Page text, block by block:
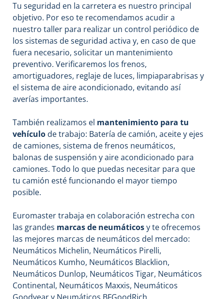
Tu seguridad en la carretera es nuestro principal
objetivo. Por eso te recomendamos acudir a
nuestro taller para realizar un control periódico de
los sistemas de seguridad activa y, en caso de que
fuera necesario, solicitar un mantenimiento
preventivo. Verificaremos los frenos,
amortiguadores, reglaje de luces, limpiaparabrisas y
el sistema de aire acondicionado, evitando así
averías importantes.
También realizamos el mantenimiento para tu
vehículo de trabajo: Batería de camión, aceite y ejes
de camiones, sistema de frenos neumáticos,
balonas de suspensión y aire acondicionado para
camiones. Todo lo que puedas necesitar para que
tu camión esté funcionando el mayor tiempo
posible.
Euromaster trabaja en colaboración estrecha con
las grandes marcas de neumáticosy te ofrecemos
las mejores marcas de neumáticos del mercado:
Neumáticos Michelin, Neumáticos Pirelli,
Neumáticos Kumho, Neumáticos Blacklion,
Neumáticos Dunlop, Neumáticos Tigar, Neumáticos
Continental, Neumáticos Maxxis, Neumáticos